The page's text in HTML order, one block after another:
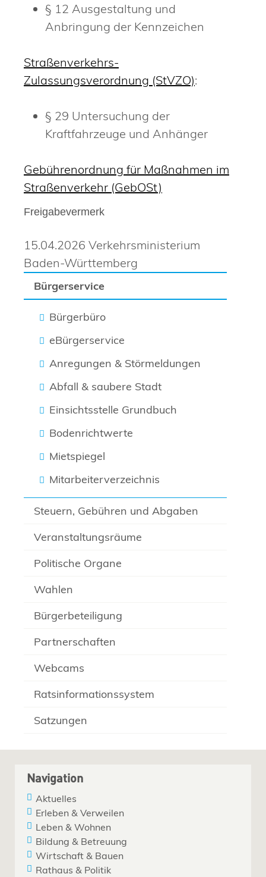
Bürgerservice
Bürgerbüro
eBürgerservice
Anregungen & Störmeldungen
Abfall & saubere Stadt
Einsichtsstelle Grundbuch
Bodenrichtwerte
Mietspiegel
Mitarbeiterverzeichnis
Steuern, Gebühren und Abgaben
Veranstaltungsräume
Politische Organe
Wahlen
Bürgerbeteiligung
Partnerschaften
Webcams
Ratsinformationssystem
Satzungen
§ 12 Ausgestaltung und
Anbringung der Kennzeichen
Straßenverkehrs-
Zulassungsverordnung (StVZO):
§ 29 Untersuchung der
Kraftfahrzeuge und Anhänger
Gebührenordnung für Maßnahmen im
Straßenverkehr (GebOSt)
Freigabevermerk
15.04.2026 Verkehrsministerium
Baden-Württemberg
Navigation
Aktuelles
Erleben & Verweilen
Leben & Wohnen
Bildung & Betreuung
Wirtschaft & Bauen
Rathaus & Politik